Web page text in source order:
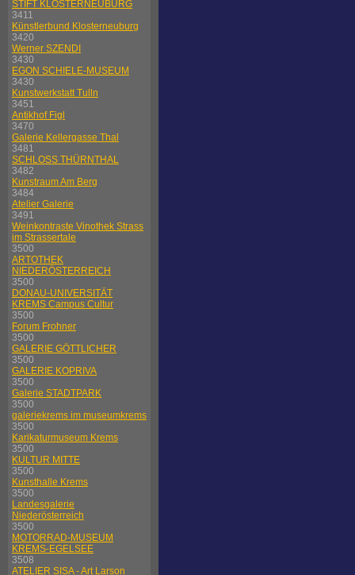
STIFT KLOSTERNEUBURG
3411
Künstlerbund Klosterneuburg
3420
Werner SZENDI
3430
EGON SCHIELE-MUSEUM
3430
Kunstwerkstatt Tulln
3451
Antikhof Figl
3470
Galerie Kellergasse Thal
3481
SCHLOSS THÜRNTHAL
3482
Kunstraum Am Berg
3484
Atelier Galerie
3491
Weinkontraste Vinothek Strass
im Strassertale
3500
ARTOTHEK
NIEDERÖSTERREICH
3500
DONAU-UNIVERSITÄT
KREMS Campus Cultur
3500
Forum Frohner
3500
GALERIE GÖTTLICHER
3500
GALERIE KOPRIVA
3500
Galerie STADTPARK
3500
galeriekrems im museumkrems
3500
Karikaturmuseum Krems
3500
KULTUR MITTE
3500
Kunsthalle Krems
3500
Landesgalerie
Niederösterreich
3500
MOTORRAD-MUSEUM
KREMS-EGELSEE
3508
ATELIER SISA - Art Larson